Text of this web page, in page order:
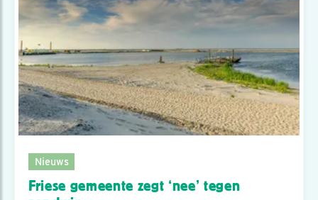
Nieuws
Friese gemeente zegt ‘nee’ tegen